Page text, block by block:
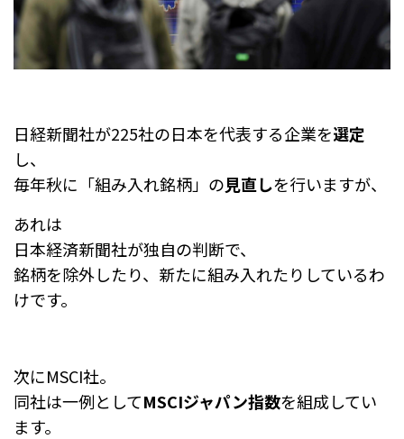
日経新聞社が225社の日本を代表する企業を選定
し、
毎年秋に「組み入れ銘柄」の見直しを行いますが、
あれは
日本経済新聞社が独自の判断で、
銘柄を除外したり、新たに組み入れたりしているわ
けです。
次にMSCI社。
同社は一例としてMSCIジャパン指数を組成してい
ます。